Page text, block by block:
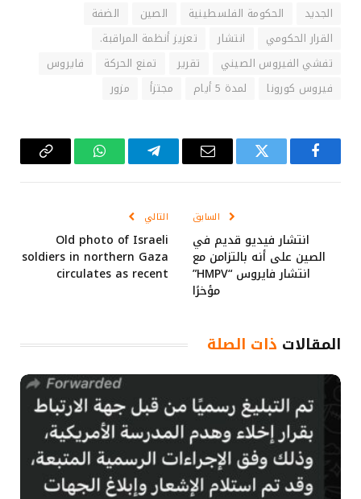
الجديد
الحكومة الفلسطينية الصين
الضفة
القرار الحكومي
انتشار
تعزيز أنظمة المراقبة.
تفشي الفيروس الصيني
تقرير تمنع الحركة
فايروس
فيروس كورونا
لمدة 5 أيام مجتزأ مزور
فيسبوك تويتر
البريد
تيلقرام واتساب Copy
السابق
انتشار فيديو قديم في
الصين على أنه بالتزامن مع
انتشار فايروس “HMPV”
مؤخرًا
التالي
Old photo of Israeli
soldiers in northern Gaza
circulates as recent
المقالات ذات الصلة